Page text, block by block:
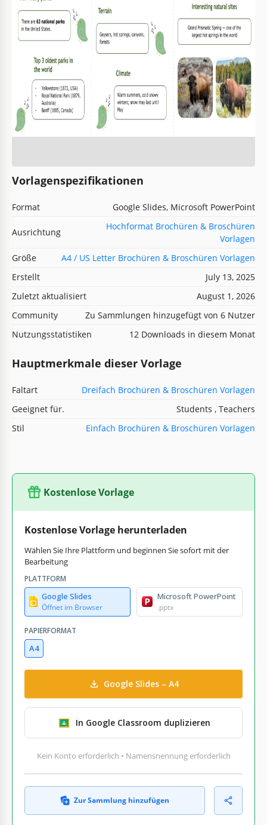
Vorlagenspezifikationen
Format Google Slides, Microsoft PowerPoint
Ausrichtung
Hochformat Brochüren & Broschüren
Vorlagen
Größe
A4 / US Letter Brochüren & Broschüren Vorlagen
Erstellt
July 13, 2025
Zuletzt aktualisiert
August 1, 2026
Community
Zu Sammlungen hinzugefügt von 6 Nutzer
Nutzungsstatistiken
12 Downloads in diesem Monat
Hauptmerkmale dieser Vorlage
Faltart
Dreifach Brochüren & Broschüren Vorlagen
Geeignet für.
Students , Teachers
Stil
Einfach Brochüren & Broschüren Vorlagen
Kostenlose Vorlage
Kostenlose Vorlage herunterladen
Wählen Sie Ihre Plattform und beginnen Sie sofort mit der
Bearbeitung
PLATTFORM
Google Slides
Öffnet im Browser
Microsoft PowerPoint
.pptx
PAPIERFORMAT
A4
Google Slides – A4
In Google Classroom duplizieren
Kein Konto erforderlich • Namensnennung erforderlich
Zur Sammlung hinzufügen